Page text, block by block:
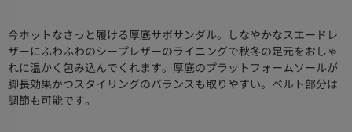
今ホットなさっと履ける厚底サボサンダル。しなやかなスエードレ
ザーにふわふわのシープレザーのライニングで秋冬の足元をおしゃ
れに温かく包み込んでくれます。厚底のプラットフォームソールが
脚長効果かつスタイリングのバランスも取りやすい。ベルト部分は
調節も可能です。